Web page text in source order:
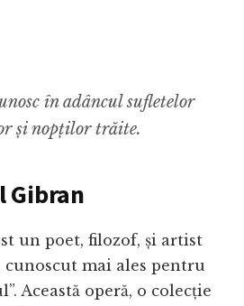
în adâncul sufletelor
și nopților trăite.
Gibran
un poet, filozof, și artist
mai ales pentru
Această operă, o colecție